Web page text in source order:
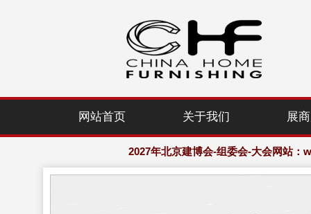
网站首页 关于我们 展
2027年北京建博会-组委会-大会网站：
2027年北京建博会-组委会-大会网站：
欢迎访问·2027年北京国际家居产业